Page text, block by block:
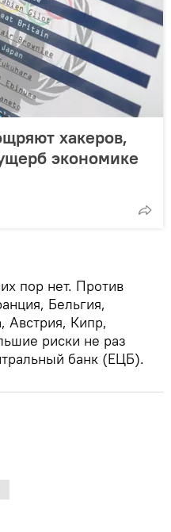
хакеров,
экономике
пор нет. Против
Бельгия,
Австрия, Кипр,
риски не раз
банк (ЕЦБ).